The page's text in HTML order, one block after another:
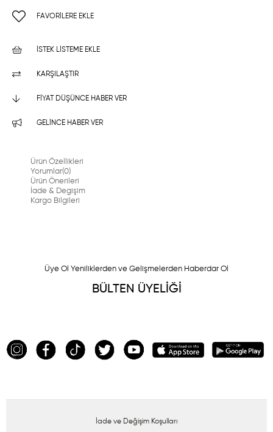
FAVORILERE EKLE
İSTEK LISTEME EKLE
KARŞILAŞTIR
FIYAT DÜŞÜNCE HABER VER
GELINCE HABER VER
Ürün Özellikleri
Yorumlar(0)
Ürün Önerileri
İade & Degişim
Kargo Bilgileri
Üye Ol Yeniliklerden ve Gelişmelerden Haberdar Ol
BÜLTEN ÜYELİĞİ
İade ve Değişim Koşulları